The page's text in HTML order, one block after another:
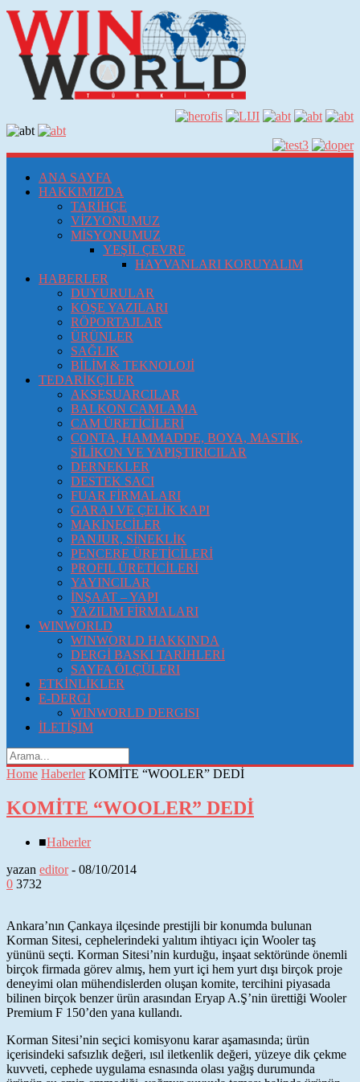
ANA SAYFA
HAKKIMIZDA
TARİHÇE
VİZYONUMUZ
MİSYONUMUZ
YEŞİL ÇEVRE
HAYVANLARI KORUYALIM
HABERLER
DUYURULAR
KÖŞE YAZILARI
RÖPORTAJLAR
ÜRÜNLER
SAĞLIK
BİLİM & TEKNOLOJİ
TEDARİKÇİLER
AKSESUARCILAR
BALKON CAMLAMA
CAM ÜRETİCİLERİ
CONTA, HAMMADDE, BOYA, MASTİK,
SİLİKON VE YAPIŞTIRICILAR
DERNEKLER
DESTEK SACI
FUAR FİRMALARI
GARAJ VE ÇELİK KAPI
MAKİNECİLER
PANJUR, SİNEKLİK
PENCERE ÜRETİCİLERİ
PROFIL ÜRETİCİLERİ
YAYINCILAR
İNŞAAT – YAPI
YAZILIM FİRMALARI
WINWORLD
WINWORLD HAKKINDA
DERGİ BASKI TARİHLERİ
SAYFA ÖLÇÜLERI
ETKİNLİKLER
E-DERGI
WINWORLD DERGISI
İLETİŞİM
Home Haberler KOMİTE “WOOLER” DEDİ
KOMİTE “WOOLER” DEDİ
■Haberler
yazan editor- 08/10/2014
0 3732
Ankara’nın Çankaya ilçesinde prestijli bir konumda bulunan
Korman Sitesi, cephelerindeki yalıtım ihtiyacı için Wooler taş
yününü seçti. Korman Sitesi’nin kurduğu, inşaat sektöründe önemli
birçok firmada görev almış, hem yurt içi hem yurt dışı birçok proje
deneyimi olan mühendislerden oluşan komite, tercihini piyasada
bilinen birçok benzer ürün arasından Eryap A.Ş’nin ürettiği Wooler
Premium F 150’den yana kullandı.
Korman Sitesi’nin seçici komisyonu karar aşamasında; ürün
içerisindeki safsızlık değeri, ısıl iletkenlik değeri, yüzeye dik çekme
kuvveti, cephede uygulama esnasında olası yağış durumunda